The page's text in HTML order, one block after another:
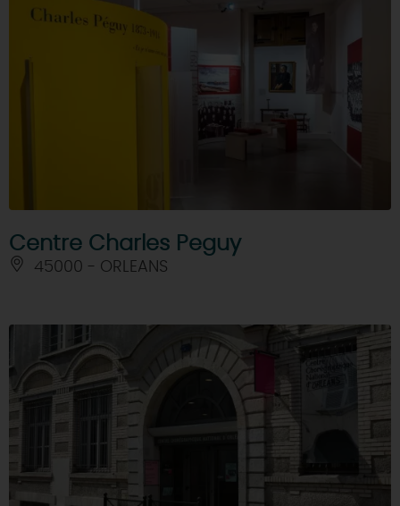
Centre Charles Peguy
45000 - ORLEANS